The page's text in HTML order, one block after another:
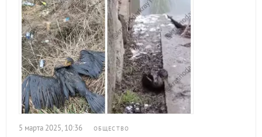
5 марта 2025, 10:36 ОБЩЕСТВО